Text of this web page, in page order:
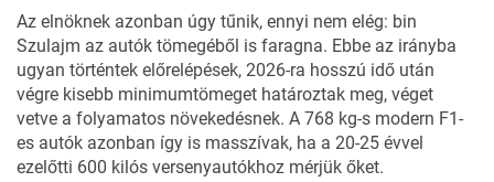
Az elnöknek azonban úgy tűnik, ennyi nem elég: bin
Szulajm az autók tömegéből is faragna. Ebbe az irányba
ugyan történtek előrelépések, 2026-ra hosszú idő után
végre kisebb minimumtömeget határoztak meg, véget
vetve a folyamatos növekedésnek. A 768 kg-s modern F1-
es autók azonban így is masszívak, ha a 20-25 évvel
ezelőtti 600 kilós versenyautókhoz mérjük őket.